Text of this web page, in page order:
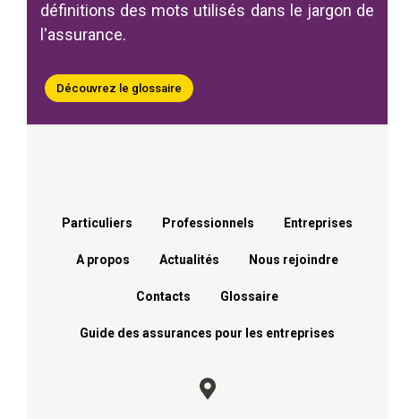
définitions des mots utilisés dans le jargon de
l'assurance.
Découvrez le glossaire
Menu footer
Particuliers Professionnels Entreprises
A propos Actualités Nous rejoindre
Contacts Glossaire
Guide des assurances pour les entreprises